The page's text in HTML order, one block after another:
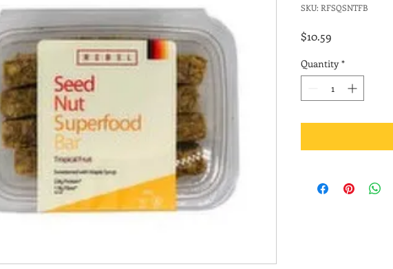
SKU: RFSQSNTFB
$10.59
Quantity *